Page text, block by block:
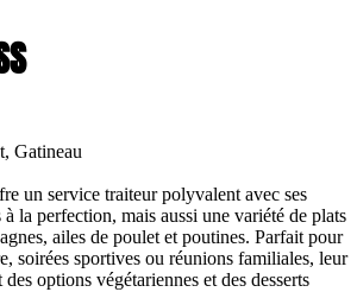
Gatineau
un service traiteur polyvalent avec ses
à la perfection, mais aussi une variété de plats
ailes de poulet et poutines. Parfait pour
soirées sportives ou réunions familiales, leur
options végétariennes et des desserts